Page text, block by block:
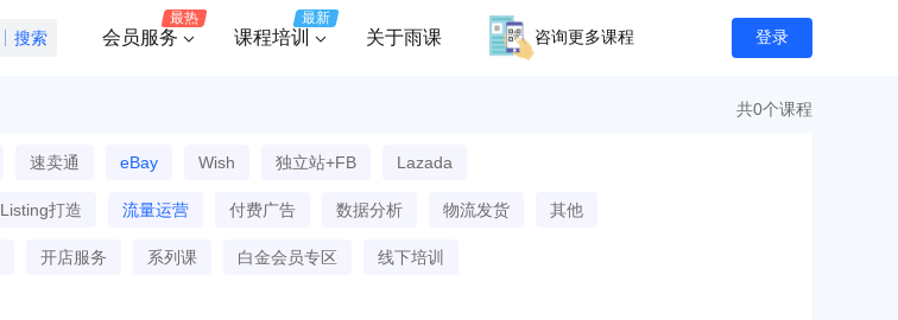
搜索 会员服务
最热
课程培训
最新
关于雨课 咨询更多课程 登录
共0个课程
速卖通 eBay Wish 独立站+FB Lazada
Listing打造 流量运营 付费广告 数据分析 物流发货 其他
开店服务 系列课 白金会员专区 线下培训